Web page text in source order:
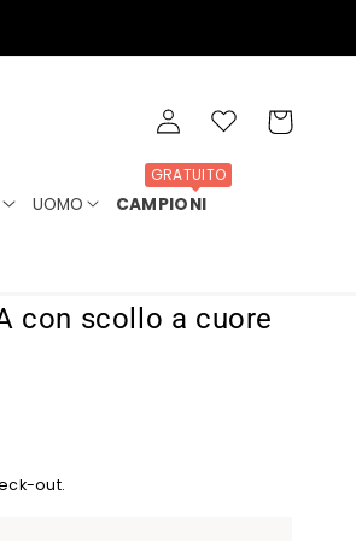
UOMO CAMPIONI
GRATUITO
Accedi Wishlist Carrello
con scollo a cuore
out.